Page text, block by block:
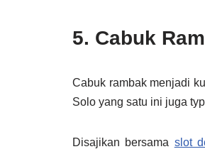
5. Cabuk
Cabuk rambak menjadi
Solo yang satu ini juga
Disajikan bersama slot